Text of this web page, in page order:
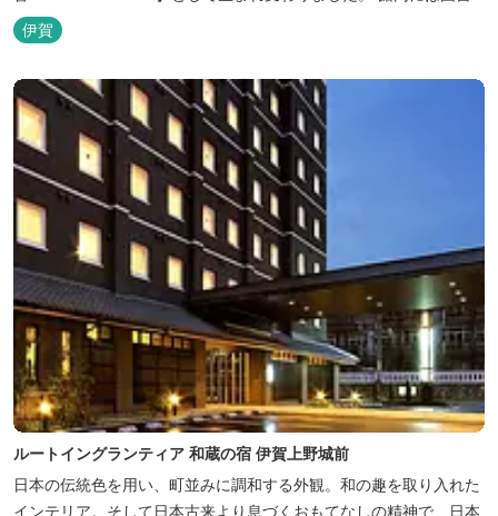
館やホテル、カフェがあるほか、観光案内所「伊賀市観光インフォ
メーションセンター」や伊賀の逸品を取り揃えた「伊賀百貨
Souvenir Shop」も併殺されています。
伊賀
ルートイングランティア 和蔵の宿 伊賀上野城前
日本の伝統色を用い、町並みに調和する外観。和の趣を取り入れた
インテリア。そして日本古来より息づくおもてなしの精神で、日本